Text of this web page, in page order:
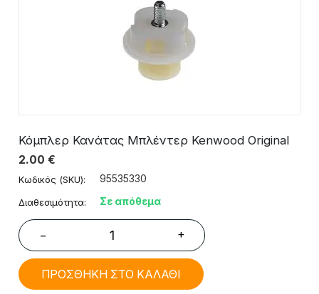
Κόμπλερ Κανάτας Μπλέντερ Kenwood Original
2.00 €
Κωδικός (SKU): 95535330
Διαθεσιμότητα: Σε απόθεμα
− +
ΠΡΟΣΘΗΚΗ ΣΤΟ ΚΑΛΑΘΙ